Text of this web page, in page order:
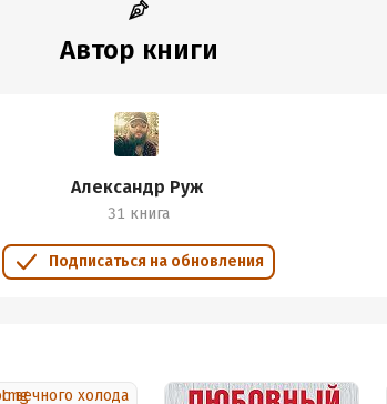
Автор книги
Александр Руж
31 книга
Подписаться на обновления